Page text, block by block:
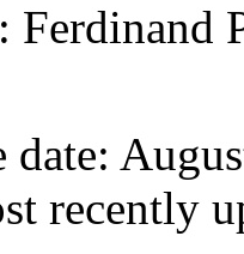
: Ferdinand
date:
recently